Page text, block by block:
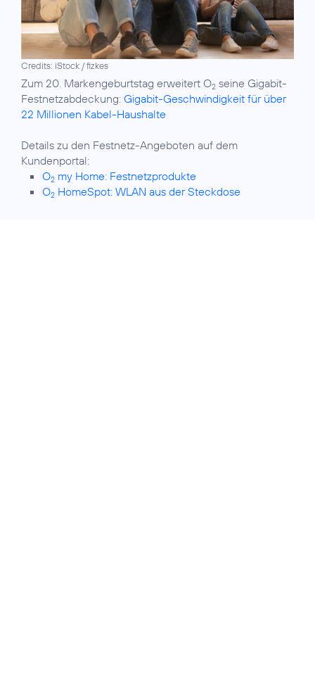
Credits: iStock / fizkes
Zum 20. Markengeburtstag erweitert O2 seine Gigabit-
Festnetzabdeckung: Gigabit-Geschwindigkeit für über
22 Millionen Kabel-Haushalte
Details zu den Festnetz-Angeboten auf dem
O2 my Home: Festnetzprodukte
O2 HomeSpot: WLAN aus der Steckdose